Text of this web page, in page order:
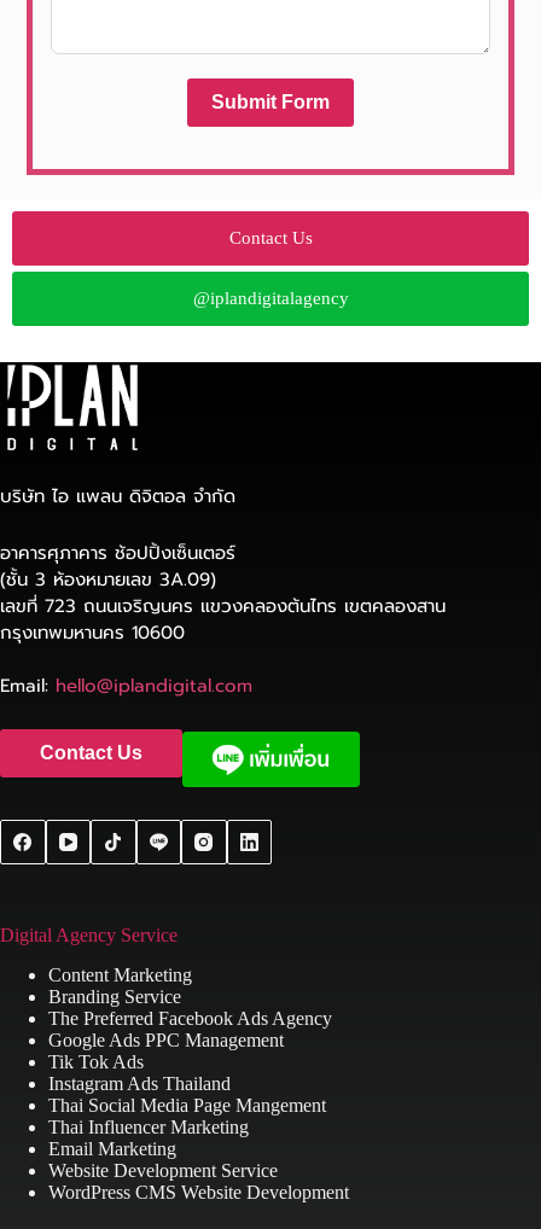
Submit Form
Contact Us
@iplandigitalagency
บริษัท ไอ แพลน ดิจิตอล จำกัด
อาคารศุภาคาร ช้อปปิ้งเซ็นเตอร์
(ชั้น 3 ห้องหมายเลข 3A.09)
เลขที่ 723 ถนนเจริญนคร แขวงคลองต้นไทร เขตคลองสาน
กรุงเทพมหานคร 10600
Email: hello@iplandigital.com
Contact Us
Digital Agency Service
Content Marketing
Branding Service
The Preferred Facebook Ads Agency
Google Ads PPC Management
Tik Tok Ads
Instagram Ads Thailand
Thai Social Media Page Mangement
Thai Influencer Marketing
Email Marketing
Website Development Service
WordPress CMS Website Development